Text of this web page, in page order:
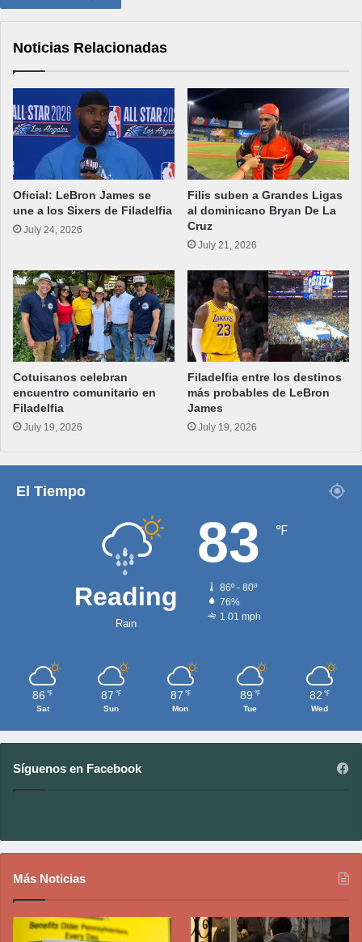
Noticias Relacionadas
Oficial: LeBron James se
une a los Sixers de Filadelfia
July 24, 2026
Filis suben a Grandes Ligas
al dominicano Bryan De La
Cruz
July 21, 2026
Cotuisanos celebran
encuentro comunitario en
Filadelfia
July 19, 2026
Filadelfia entre los destinos
más probables de LeBron
James
July 19, 2026
El Tiempo
Reading
Rain
83 ℉
86º - 80º
76%
1.01 mph
86 ℉
Sat
87 ℉
Sun
87 ℉
Mon
89 ℉
Tue
82 ℉
Wed
Síguenos en Facebook
Más Noticias